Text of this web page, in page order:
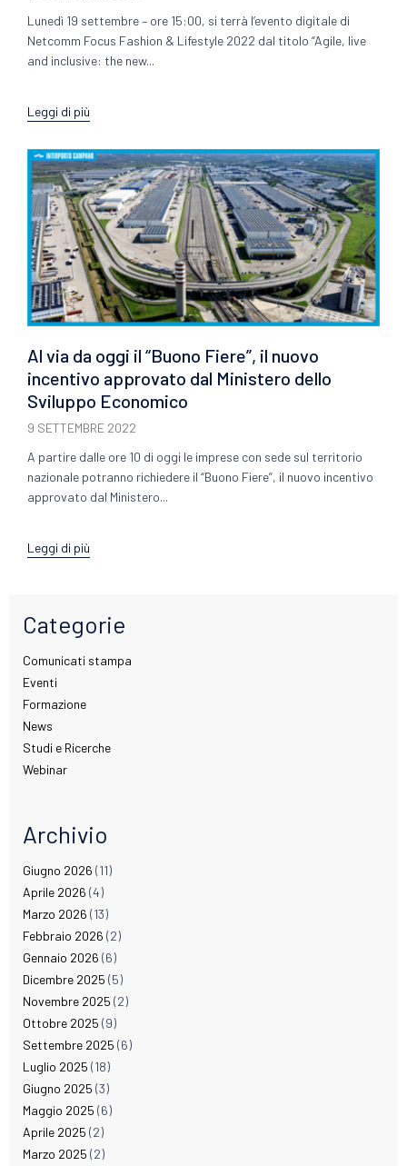
Lunedì 19 settembre – ore 15:00, si terrà l’evento digitale di
Netcomm Focus Fashion & Lifestyle 2022 dal titolo “Agile, live
and inclusive: the new...
Leggi di più
Al via da oggi il “Buono Fiere”, il nuovo
incentivo approvato dal Ministero dello
Sviluppo Economico
9 SETTEMBRE 2022
A partire dalle ore 10 di oggi le imprese con sede sul territorio
nazionale potranno richiedere il “Buono Fiere”, il nuovo incentivo
approvato dal Ministero...
Leggi di più
Categorie
Comunicati stampa
Eventi
Formazione
News
Studi e Ricerche
Webinar
Archivio
Giugno 2026 (11)
Aprile 2026 (4)
Marzo 2026 (13)
Febbraio 2026 (2)
Gennaio 2026 (6)
Dicembre 2025 (5)
Novembre 2025 (2)
Ottobre 2025 (9)
Settembre 2025 (6)
Luglio 2025 (18)
Giugno 2025 (3)
Maggio 2025 (6)
Aprile 2025 (2)
Marzo 2025 (2)